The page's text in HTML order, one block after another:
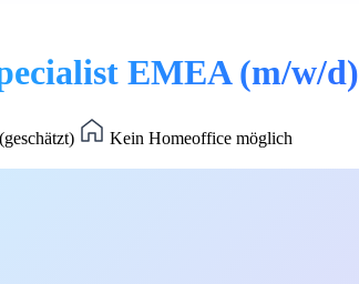
EMEA (m/w/d)
Kein Homeoffice möglich